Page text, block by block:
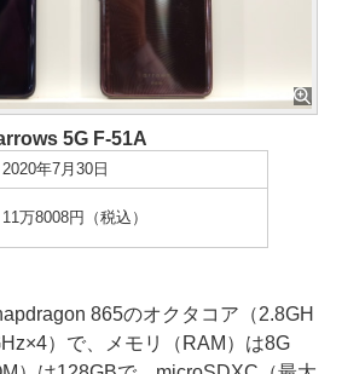
5G F-51A
2020年7月30日
11万8008円（税込）
865のオクタコア（2.8GH
）で、メモリ（RAM）は8G